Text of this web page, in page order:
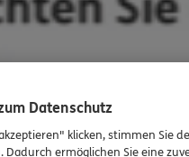
Datenschutz
klicken, stimmen Sie
Dadurch ermöglichen Sie eine